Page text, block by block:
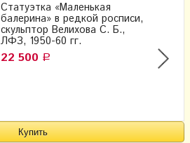
Статуэтка «Маленькая
балерина» в редкой росписи,
скульптор Велихова С. Б.,
ЛФЗ, 1950-60 гг.
22 500 Р